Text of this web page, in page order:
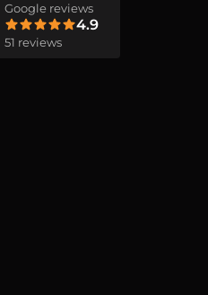
Google reviews
4.9
51 reviews